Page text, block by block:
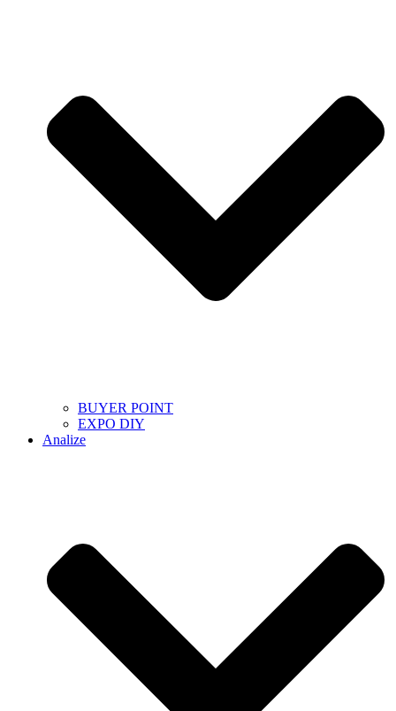
BUYER POINT
EXPO DIY
Analize